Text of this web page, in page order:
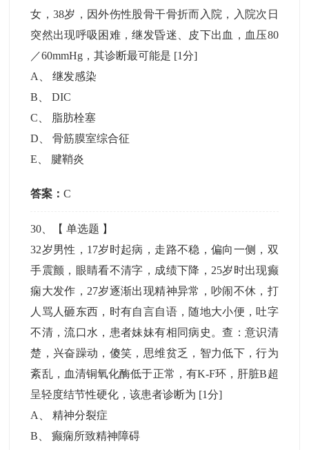
女，38岁，因外伤性股骨干骨折而入院，入院次日
突然出现呼吸困难，继发昏迷、皮下出血，血压80
／60mmHg，其诊断最可能是 [1分]
A
、继发感染
B 、DIC
C
脂肪栓塞
D 、骨筋膜室综合征
E
腱鞘炎
答案：C
30 、【单选题 】
32岁男性，17岁时起病，走路不稳，偏向一侧，双
手震颤，眼睛看不清字，成绩下降，25岁时出现癫
痫大发作，27岁逐渐出现精神异常，吵闹不休，打
人骂人砸东西，时有自言自语，随地大小便，吐字
不清，流口水，患者妹妹有相同病史。查：意识清
楚，兴奋躁动，傻笑，思维贫乏，智力低下，行为
紊乱，血清铜氧化酶低于正常，有K-F环，肝脏B超
呈轻度结节性硬化，该患者诊断为 [1分]
A
、精神分裂症
B 、癫痫所致精神障碍